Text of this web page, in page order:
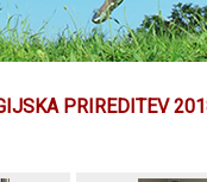
PRIREDITEV